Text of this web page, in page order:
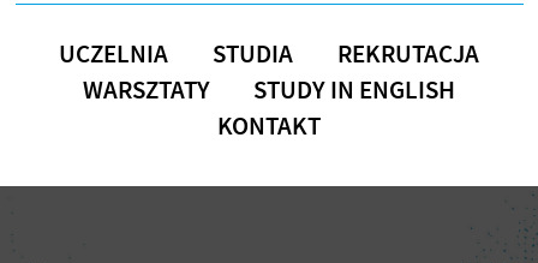
UCZELNIA STUDIA
REKRUTACJA
WARSZTATY
STUDY IN ENGLISH
KONTAKT